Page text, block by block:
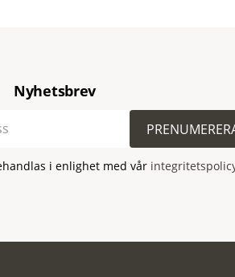
Nyhetsbrev
i enlighet med vår